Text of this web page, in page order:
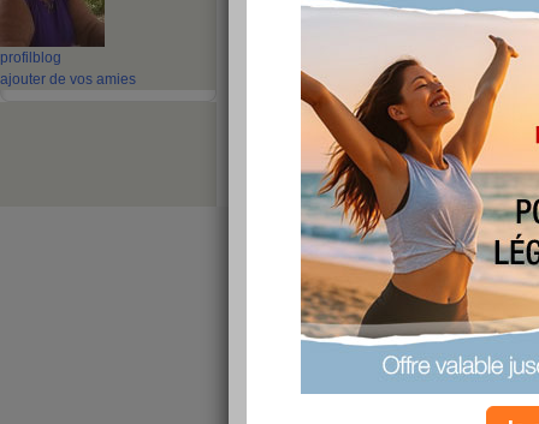
profil blog
ajouter de vos amies
bricolage
publié le 22/07/2008 à 09:29
MESSIEURS,VOILA POUR QUOI IL
BRICOLER!!!!...
LUNDI 19h: C'est toi chéri?...
Dis, les tablettes de l'armoire se sont
Oh! Hé!... J' suis pas menuisier, moi!
ma réflexion : matcho va!...)
-Regarde, il y a une fuite sous l'évier! Il